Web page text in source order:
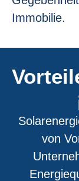
Immobilie.
von